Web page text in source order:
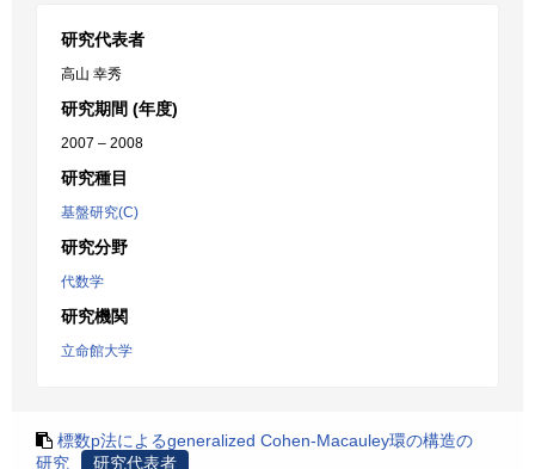
研究代表者
高山 幸秀
研究期間 (年度)
2007 – 2008
研究種目
基盤研究(C)
研究分野
代数学
研究機関
立命館大学
標数p法によるgeneralized Cohen-Macauley環の構造の
研究
研究代表者